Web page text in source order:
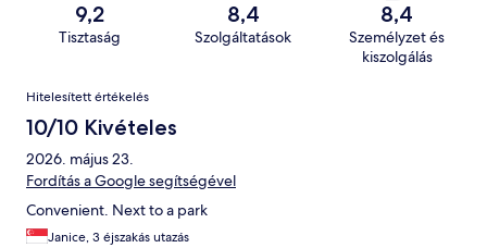
9,2
Tisztaság
8,4
Szolgáltatások
8,4
Személyzet és
kiszolgálás
Értékelések
Hitelesített értékelés
10/10 Kivételes
2026. május 23.
Fordítás a Google segítségével
Convenient. Next to a park
Janice, 3 éjszakás utazás